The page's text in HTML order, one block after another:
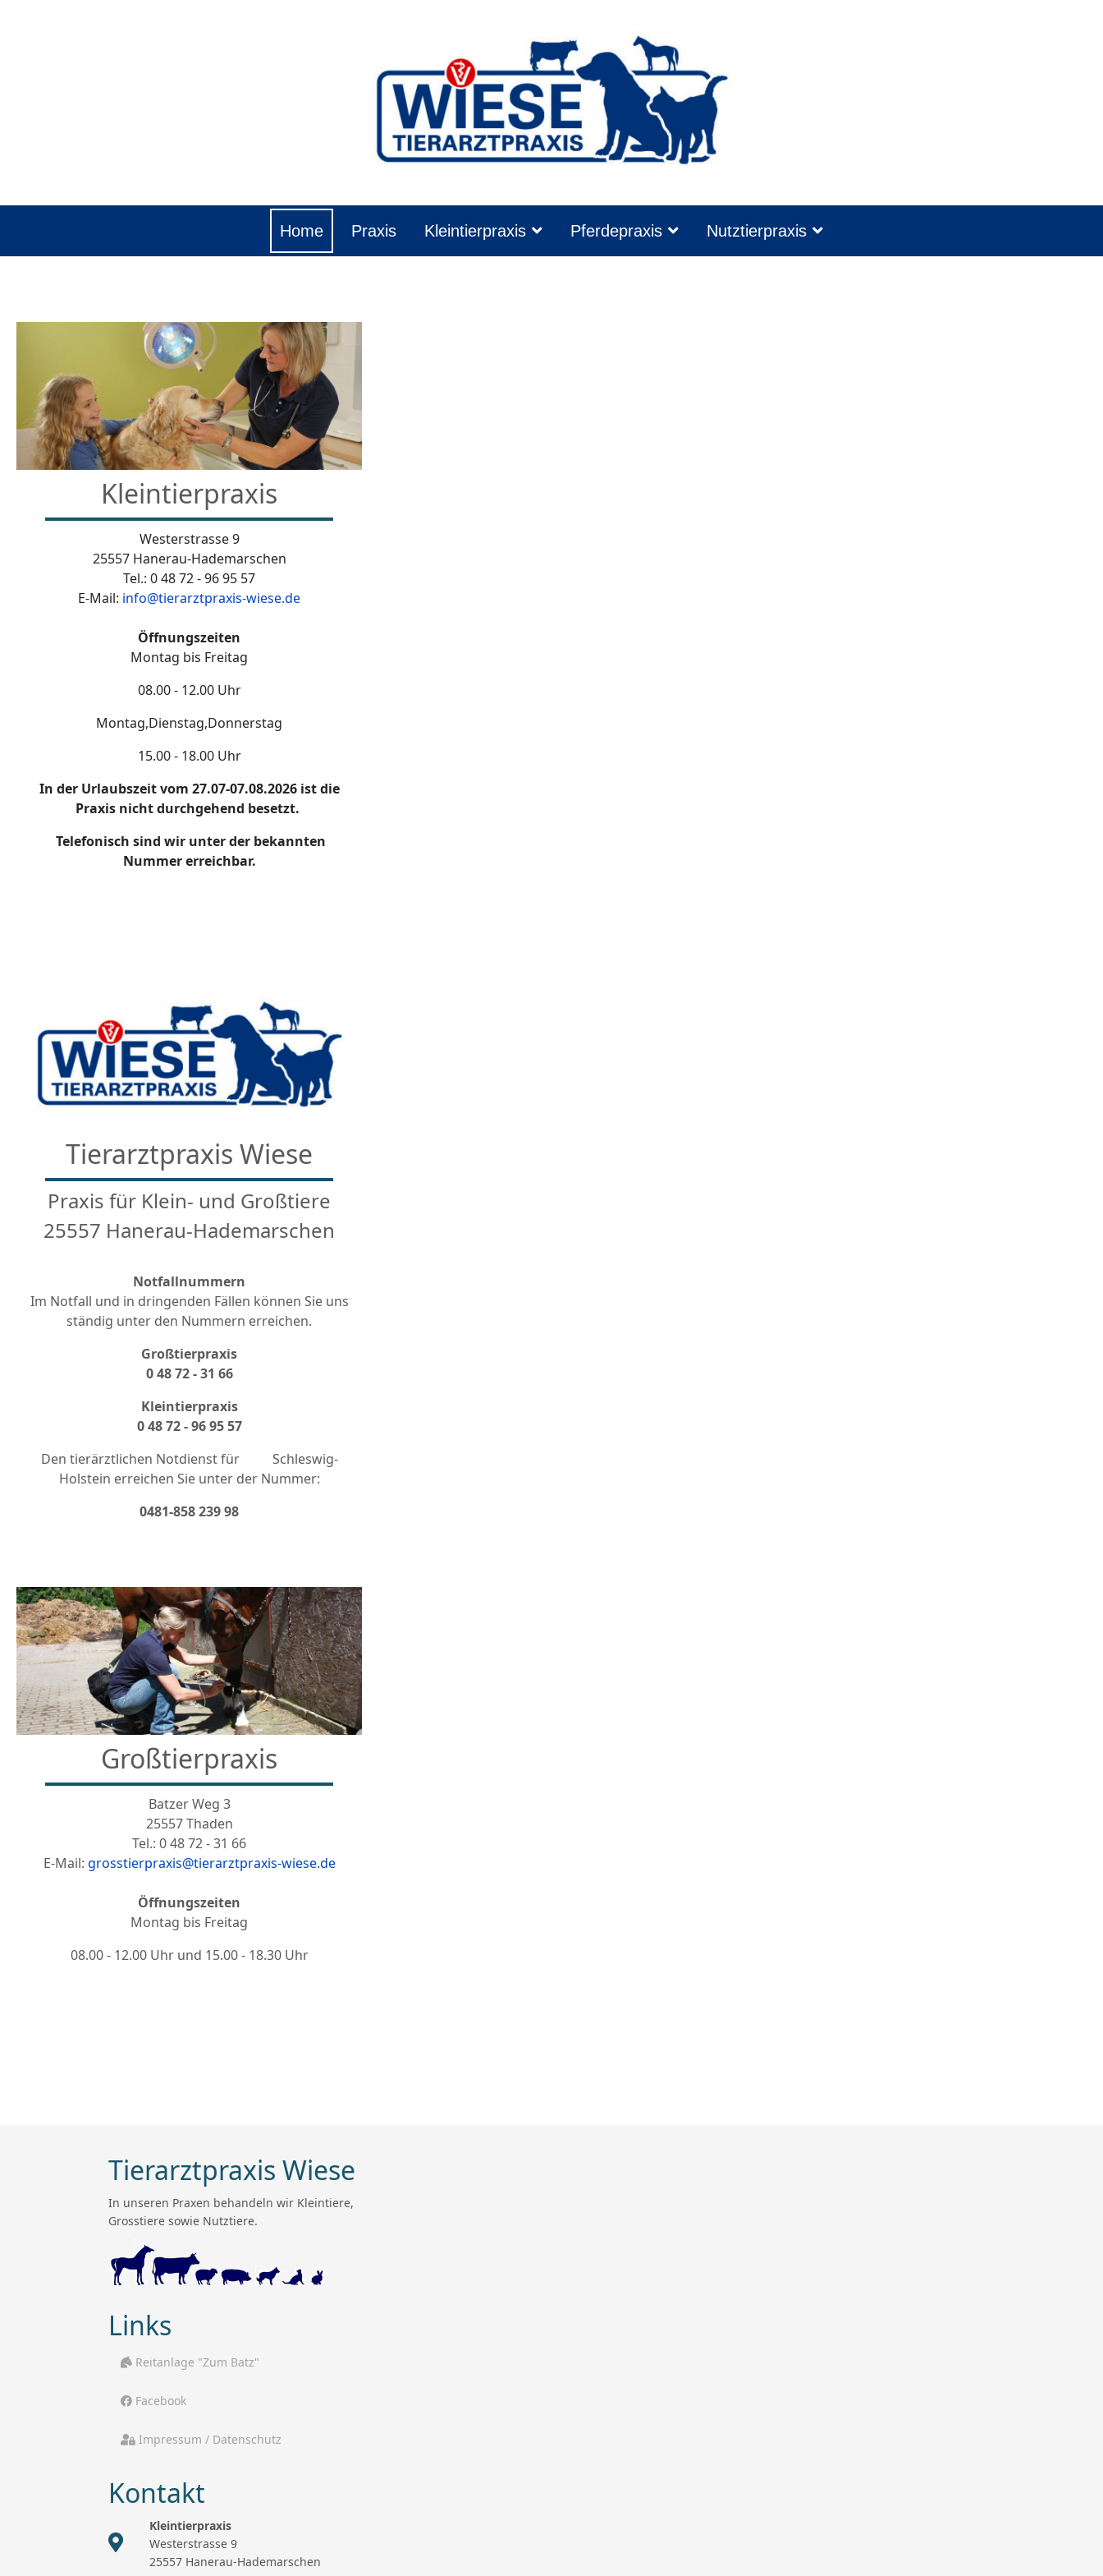
Home Praxis Kleintierpraxis Pferdepraxis Nutztierpraxis
Kleintierpraxis
Westerstrasse 9
25557 Hanerau-Hademarschen
Tel.: 0 48 72 - 96 95 57
E-Mail: info@tierarztpraxis-wiese.de
Öffnungszeiten
Montag bis Freitag
08.00 - 12.00 Uhr
Montag,Dienstag,Donnerstag
15.00 - 18.00 Uhr
In der Urlaubszeit vom 27.07-07.08.2026 ist die
Praxis nicht durchgehend besetzt.
Telefonisch sind wir unter der bekannten
Nummer erreichbar.
Tierarztpraxis Wiese
Praxis für Klein- und Großtiere
25557 Hanerau-Hademarschen
Notfallnummern
Im Notfall und in dringenden Fällen können Sie uns
ständig unter den Nummern erreichen.
Großtierpraxis
0 48 72 - 31 66
Kleintierpraxis
0 48 72 - 96 95 57
Den tierärztlichen Notdienst für Schleswig-
Holstein erreichen Sie unter der Nummer:
0481-858 239 98
Großtierpraxis
Batzer Weg 3
25557 Thaden
Tel.: 0 48 72 - 31 66
E-Mail: grosstierpraxis@tierarztpraxis-wiese.de
Öffnungszeiten
Montag bis Freitag
08.00 - 12.00 Uhr und 15.00 - 18.30 Uhr
Tierarztpraxis Wiese
In unseren Praxen behandeln wir Kleintiere,
Grosstiere sowie Nutztiere.
Links
Reitanlage "Zum Batz"
Facebook
Impressum / Datenschutz
Kontakt
Kleintierpraxis
Westerstrasse 9
25557 Hanerau-Hademarschen